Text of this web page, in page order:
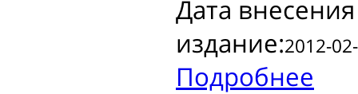
Дата
издание:2012-
Подробнее